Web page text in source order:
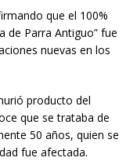
que el 100%
de Parra Antiguo” fue
nuevas en los
producto del
que se trataba de
50 años, quien se
fue afectada.